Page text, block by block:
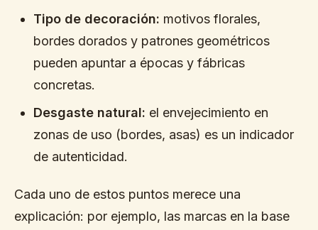
Tipo de decoración: motivos florales,
bordes dorados y patrones geométricos
pueden apuntar a épocas y fábricas
concretas.
Desgaste natural: el envejecimiento en
zonas de uso (bordes, asas) es un indicador
de autenticidad.
Cada uno de estos puntos merece una
explicación: por ejemplo, las marcas en la base